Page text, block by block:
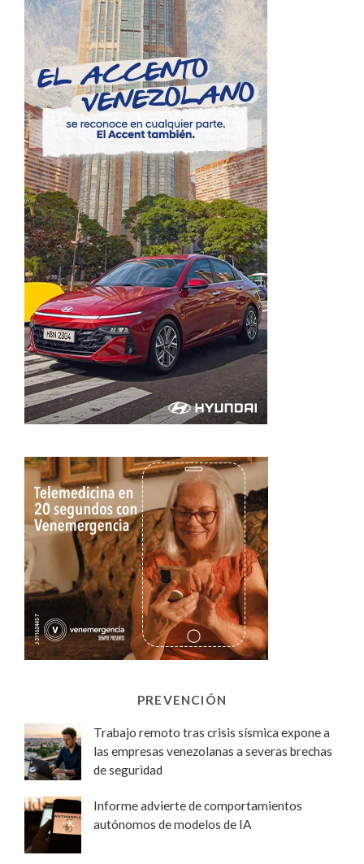
PREVENCIÓN
Trabajo remoto tras crisis sísmica expone a
las empresas venezolanas a severas brechas
de seguridad
Informe advierte de comportamientos
autónomos de modelos de IA